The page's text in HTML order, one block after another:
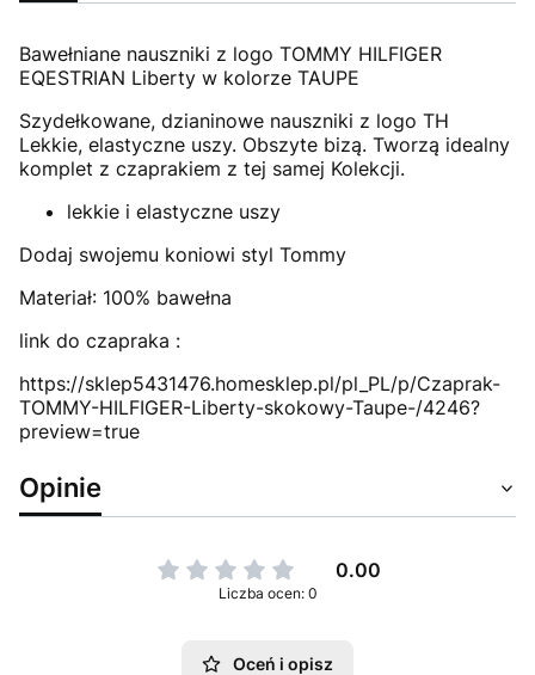
Bawełniane nauszniki z logo TOMMY HILFIGER
EQESTRIAN Liberty w kolorze TAUPE
Szydełkowane, dzianinowe nauszniki z logo TH
Lekkie, elastyczne uszy. Obszyte bizą. Tworzą idealny
komplet z czaprakiem z tej samej Kolekcji.
lekkie i elastyczne uszy
Dodaj swojemu koniowi styl Tommy
Materiał: 100% bawełna
link do czapraka :
https://sklep5431476.homesklep.pl/pl_PL/p/Czaprak-
TOMMY-HILFIGER-Liberty-skokowy-Taupe-/4246?
preview=true
Opinie
0.00
Liczba ocen: 0
Oceń i opisz